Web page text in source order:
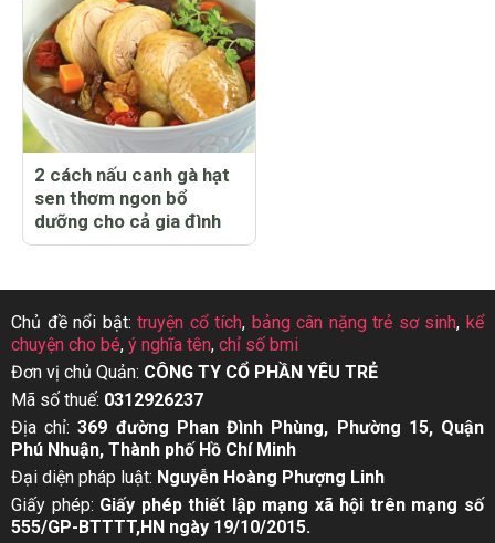
2 cách nấu canh gà hạt
sen thơm ngon bổ
dưỡng cho cả gia đình
Chủ đề nổi bật:truyện cổ tích, bảng cân nặng trẻ sơ sinh,kể
chuyện cho bé, ý nghĩa tên, chỉ số bmi
Đơn vị chủ Quản: CÔNG TY CỔ PHẦN YÊU TRẺ
Mã số thuế: 0312926237
Địa chỉ:369 đường Phan Đình Phùng, Phường 15, Quận
Phú Nhuận, Thành phố Hồ Chí Minh
Đại diện pháp luật: Nguyễn Hoàng Phượng Linh
Giấy phép: Giấy phép thiết lập mạng xã hội trên mạng số
555/GP-BTTTT,HN ngày 19/10/2015.